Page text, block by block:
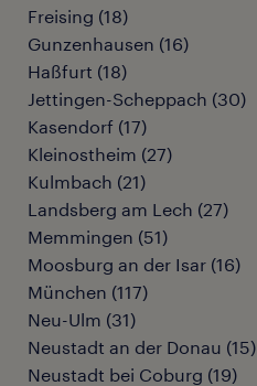
Freising (18)
Gunzenhausen (16)
Haßfurt (18)
Jettingen-Scheppach (30)
Kasendorf (17)
Kleinostheim (27)
Kulmbach (21)
Landsberg am Lech (27)
Memmingen (51)
Moosburg an der Isar (16)
München (117)
Neu-Ulm (31)
Neustadt an der Donau (15)
Neustadt bei Coburg (19)